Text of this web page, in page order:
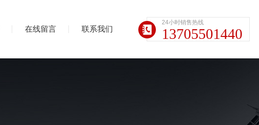
在线留言 联系我们
24小时销售热线
13705501440